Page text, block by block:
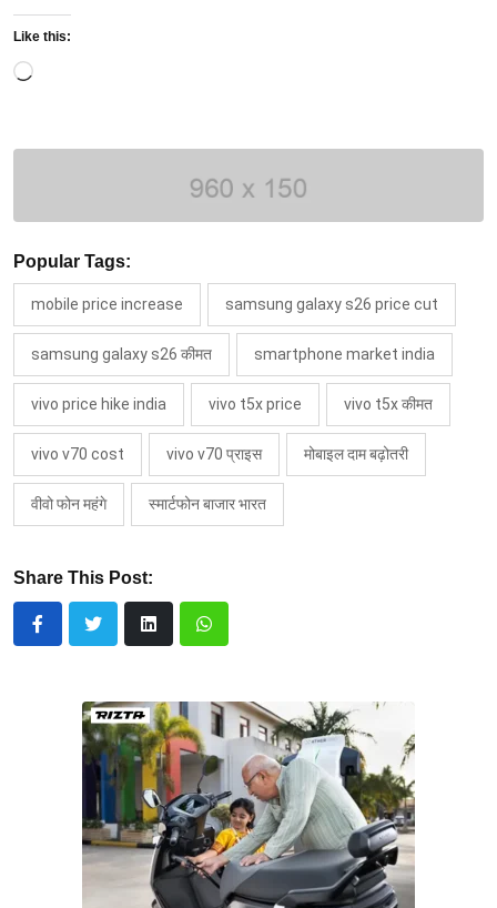
Like this:
Loading…
Popular Tags:
mobile price increase samsung galaxy s26 price cut
samsung galaxy s26 कीमत smartphone market india
vivo price hike india vivo t5x price vivo t5x कीमत
vivo v70 cost vivo v70 प्राइस मोबाइल दाम बढ़ोतरी
वीवो फोन महंगे स्मार्टफोन बाजार भारत
Share This Post: